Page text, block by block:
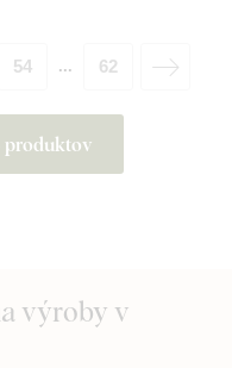
produktov
54 ... 62
výroby v